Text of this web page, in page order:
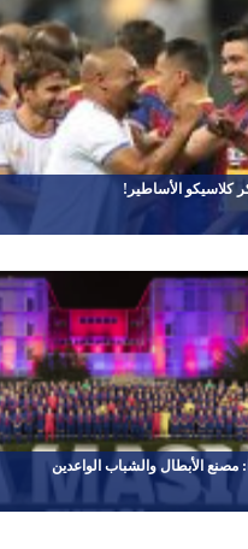
كلاسيكو الأساطير!
مصنع الأبطال والشباب الواعدين